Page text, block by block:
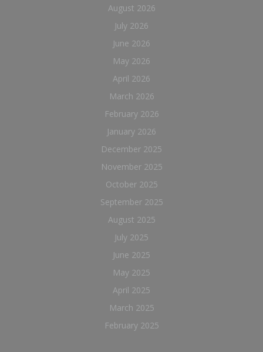
August 2026
July 2026
June 2026
May 2026
April 2026
March 2026
February 2026
January 2026
December 2025
November 2025
October 2025
September 2025
August 2025
July 2025
June 2025
May 2025
April 2025
March 2025
February 2025